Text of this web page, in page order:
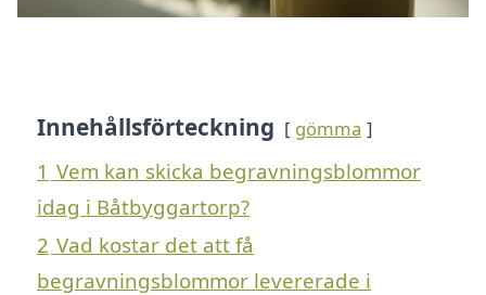
Innehållsförteckning gömma
1 Vem kan skicka begravningsblommor
idag i Båtbyggartorp?
2 Vad kostar det att få
begravningsblommor levererade i